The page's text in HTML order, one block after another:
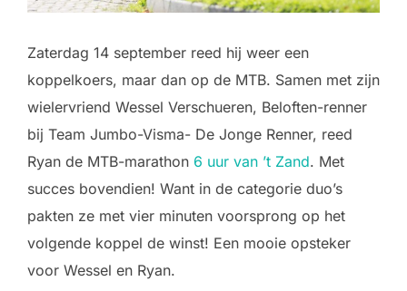
Zaterdag 14 september reed hij weer een
koppelkoers, maar dan op de MTB. Samen met zijn
wielervriend Wessel Verschueren, Beloften-renner
bij Team Jumbo-Visma- De Jonge Renner, reed
Ryan de MTB-marathon 6 uur van ’t Zand. Met
succes bovendien! Want in de categorie duo’s
pakten ze met vier minuten voorsprong op het
volgende koppel de winst! Een mooie opsteker
voor Wessel en Ryan.